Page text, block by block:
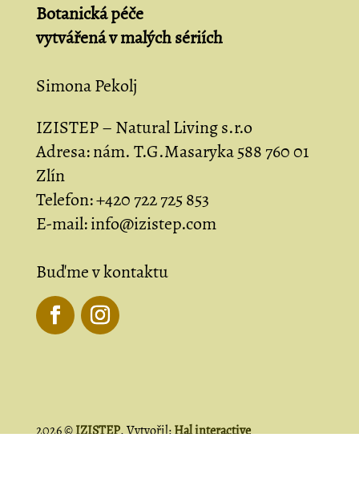
Botanická péče
vytvářenáv malých sériích
Simona Pekolj
IZISTEP – Natural Living s.r.o
Adresa:nám. T.G.Masaryka 588 760 01
Zlín
Telefon:+420 722 725 853
E-mail:info@izistep.com
Buďme v kontaktu
2026 ©IZISTEP. Vytvořil:Hal interactive